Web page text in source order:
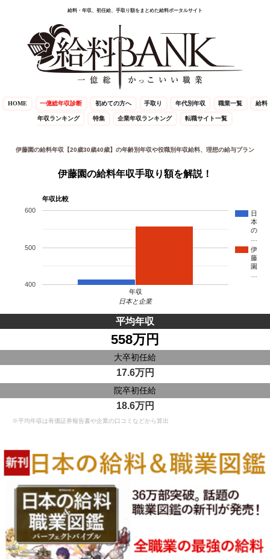
給料・年収、初任給、手取り額をまとめた給料ポータルサイト
HOME 一億総年収診断 初めての方へ 手取り 年代別年収 職業一覧 給料
年収ランキング 特集 企業年収ランキング 転職サイト一覧
伊藤園の給料年収【20歳30歳40歳】の年齢別年収や役職別年収給料、理想の給与プラン
伊藤園の給料年収手取り額を解説！
年収比較
日
本
の
伊
藤
園
年収
400
500
600
日本と企業
平均年収
558万円
大卒初任給
17.6万円
院卒初任給
18.6万円
※平均年収は有価証券報告書や企業の口コミなどから算出